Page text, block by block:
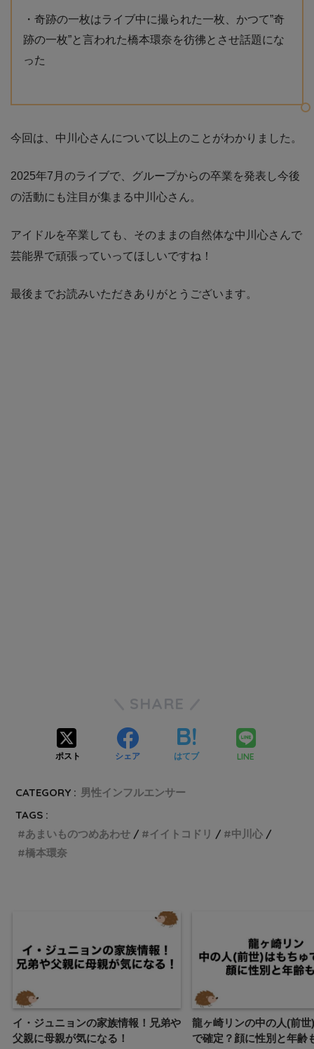
・奇跡の一枚はライブ中に撮られた一枚、かつて”奇
跡の一枚”と言われた橋本環奈を彷彿とさせ話題にな
った
今回は、中川心さんについて以上のことがわかりました。
2025年7月のライブで、グループからの卒業を発表し今後
の活動にも注目が集まる中川心さん。
アイドルを卒業しても、そのままの自然体な中川心さんで
芸能界で頑張っていってほしいですね！
最後までお読みいただきありがとうございます。
SHARE
ポスト シェア はてブ LINE
CATEGORY : 男性インフルエンサー
TAGS :
あまいものつめあわせ
イイトコドリ
中川心
橋本環奈
イ・ジュニョンの家族情報！兄弟や
父親に母親が気になる！
龍ヶ崎リンの中の人(前
で確定？顔に性別と年齢